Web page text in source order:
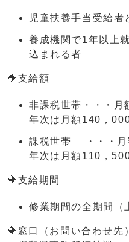
児童扶養手当受給者
養成機関で1年以上
込まれる者
🔶支給額
非課税世帯・・・
年次は月額140，000
課税世帯 ・・・
年次は月額110，500
🔶支給期間
修業期間の全期間（
🔶窓口（お問い合わせ先）